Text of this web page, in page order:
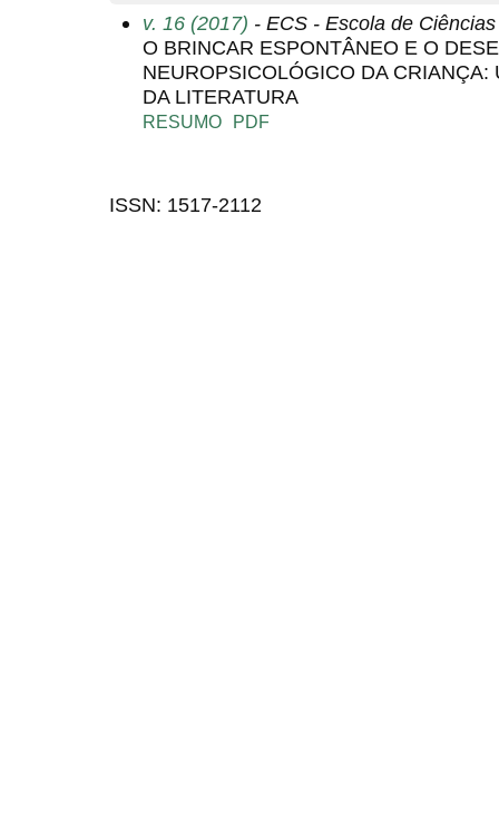
v. 16 (2017) - ECS - Escola de
O BRINCAR ESPONTÂNEO E O
NEUROPSICOLÓGICO DA
DA LITERATURA
RESUMO PDF
ISSN: 1517-2112